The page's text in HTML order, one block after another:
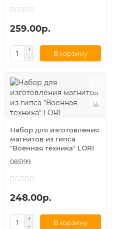
259.00р.
В корзину
Набор для изготовления
магнитов из гипса
"Военная техника" LORI
085199
248.00р.
В корзину